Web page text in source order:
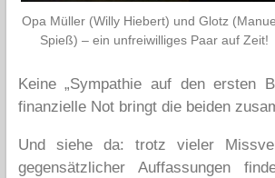
Opa Müller (Willy Hiebert) und Glotz
Spieß) – ein unfreiwilliges Paar auf Zeit!
Keine „Sympathie auf den ersten
finanzielle Not bringt die beiden
Und siehe da: trotz vieler
gegensätzlicher Auffassungen